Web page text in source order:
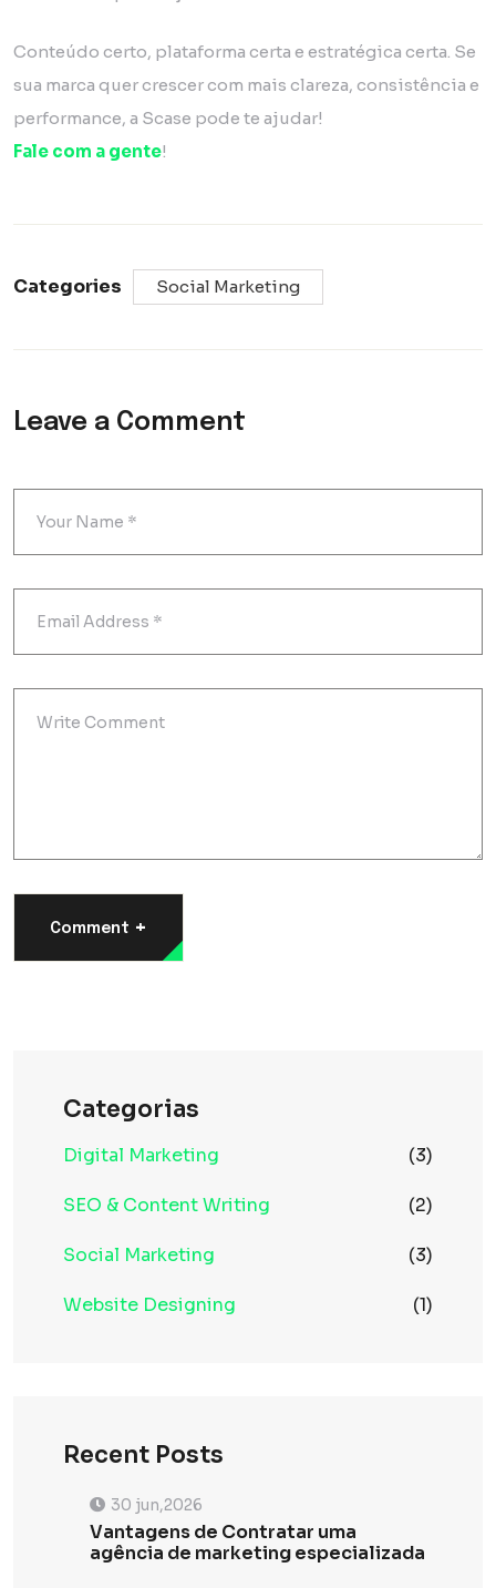
Conteúdo certo, plataforma certa e estratégica certa. Se
sua marca quer crescer com mais clareza, consistência e
performance, a Scase pode te ajudar!
Fale com a gente!
Categories Social Marketing
Leave a Comment
Comment +
Categorias
Digital Marketing (3)
SEO & Content Writing (2)
Social Marketing (3)
Website Designing (1)
Recent Posts
30 jun,2026
Vantagens de Contratar uma
agência de marketing especializada